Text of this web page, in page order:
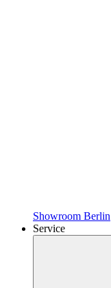
Showroom Berlin
Service